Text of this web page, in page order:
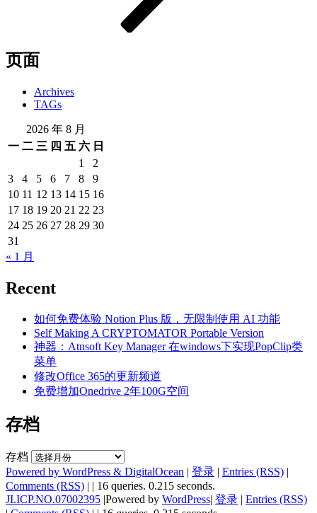
页面
Archives
TAGs
2026 年 8 月
一 二 三 四 五 六 日
1
2
3
4 5 6 7 8
9
10 11 12 13 14 15 16
17 18 19 20 21 22 23
24 25 26 27 28 29 30
31
« 1 月
Recent
如何免费体验 Notion Plus 版，无限制使用 AI 功能
Self Making A CRYPTOMATOR Portable Version
神器：Atnsoft Key Manager 在windows下实现PopClip类
菜单
修改Office 365的更新频道
免费增加Onedrive 2年100G空间
存档
存档
Powered by WordPress & DigitalOcean | 登录 | Entries (RSS) |
Comments (RSS) | | 16 queries. 0.215 seconds.
JI.ICP.NO.07002395 |Powered by WordPress| 登录 | Entries (RSS)